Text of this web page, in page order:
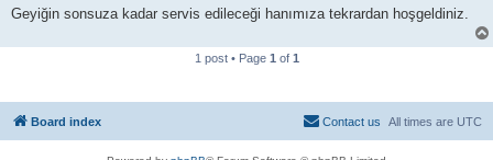
Geyiğin sonsuza kadar servis edileceği hanımıza tekrardan hoşgeldiniz.
1 post • Page 1 of 1
Board index All times are UTC
Contact us